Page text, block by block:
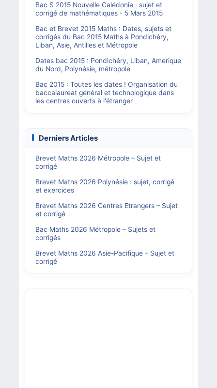
Bac S 2015 Nouvelle Calédonie : sujet et
corrigé de mathématiques - 5 Mars 2015
Bac et Brevet 2015 Maths : Dates, sujets et
corrigés du Bac 2015 Maths à Pondichéry,
Liban, Asie, Antilles et Métropole
Dates bac 2015 : Pondichéry, Liban, Amérique
du Nord, Polynésie, métropole
Bac 2015 : Toutes les dates ! Organisation du
baccalauréat général et technologique dans
les centres ouverts à l'étranger
Derniers Articles
Brevet Maths 2026 Métropole – Sujet et
corrigé
Brevet Maths 2026 Polynésie : sujet, corrigé
et exercices
Brevet Maths 2026 Centres Etrangers – Sujet
et corrigé
Bac Maths 2026 Métropole – Sujets et
corrigés
Brevet Maths 2026 Asie-Pacifique – Sujet et
corrigé